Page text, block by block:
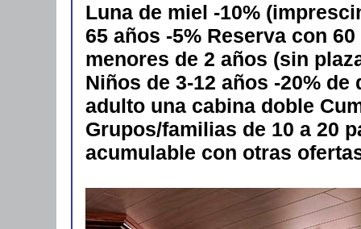
Luna de miel -10%
65 años -5% Reserva con
menores de 2 años (sin
Niños de 3-12 años -20%
adulto una cabina doble
Grupos/familias de 10 a 20
acumulable con otras